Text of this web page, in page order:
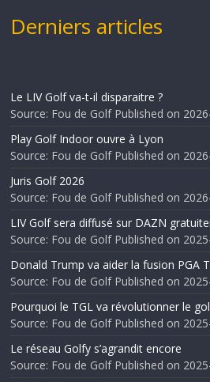
Derniers articles
Le LIV Golf va-t-il disparaitre ?
Source: Fou de Golf Published on
Play Golf Indoor ouvre à Lyon
Source: Fou de Golf Published on
Juris Golf 2026
Source: Fou de Golf Published on
LIV Golf sera diffusé sur DAZN
Source: Fou de Golf Published on
Donald Trump va aider la fusion PGA
Source: Fou de Golf Published on
Pourquoi le TGL va révolutionner le
Source: Fou de Golf Published on
Le réseau Golfy s’agrandit encore
Source: Fou de Golf Published on